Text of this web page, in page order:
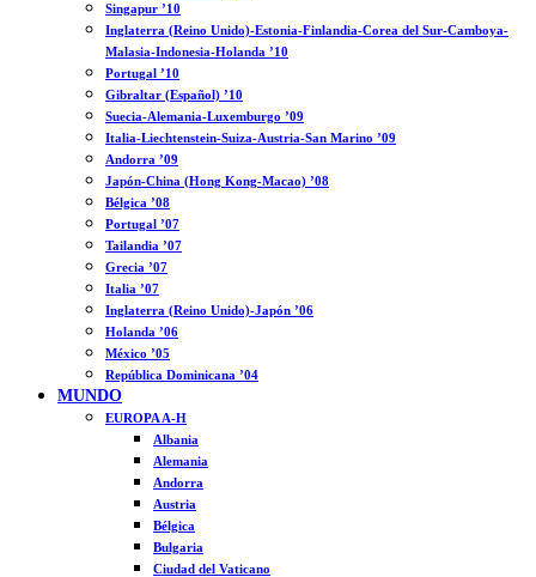
Singapur ’10
Inglaterra (Reino Unido)-Estonia-Finlandia-Corea del Sur-Camboya-
Malasia-Indonesia-Holanda ’10
Portugal ’10
Gibraltar (Español) ’10
Suecia-Alemania-Luxemburgo ’09
Italia-Liechtenstein-Suiza-Austria-San Marino ’09
Andorra ’09
Japón-China (Hong Kong-Macao) ’08
Bélgica ’08
Portugal ’07
Tailandia ’07
Grecia ’07
Italia ’07
Inglaterra (Reino Unido)-Japón ’06
Holanda ’06
México ’05
República Dominicana ’04
MUNDO
EUROPA A-H
Albania
Alemania
Andorra
Austria
Bélgica
Bulgaria
Ciudad del Vaticano